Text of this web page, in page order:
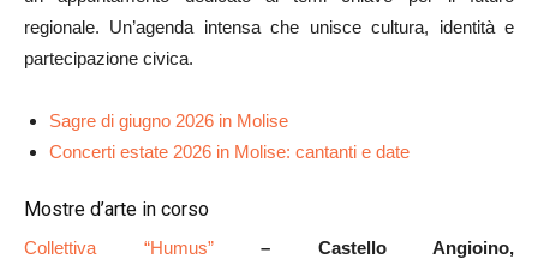
regionale. Un’agenda intensa che unisce cultura, identità e
partecipazione civica.
Sagre di giugno 2026 in Molise
Concerti estate 2026 in Molise: cantanti e date
Mostre d’arte in corso
Collettiva “Humus”– Castello Angioino,